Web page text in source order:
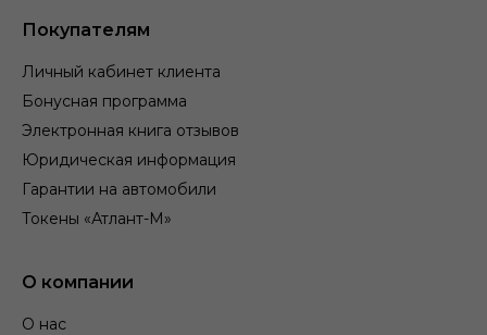
Покупателям
Личный кабинет клиента
Бонусная программа
Электронная книга отзывов
Юридическая информация
Гарантии на автомобили
Токены «Атлант-М»
О компании
О нас